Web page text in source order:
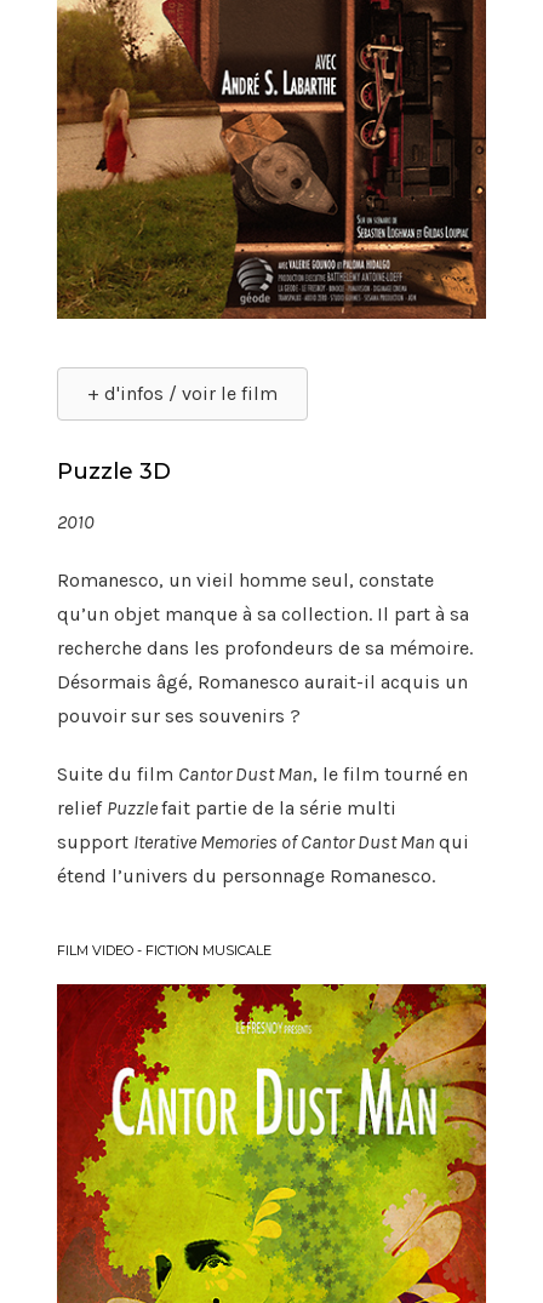
+ d'infos / voir le film
Puzzle 3D
2010
Romanesco, un vieil homme seul, constate
qu’un objet manque à sa collection. Il part à sa
recherche dans les profondeurs de sa mémoire.
Désormais âgé, Romanesco aurait-il acquis un
pouvoir sur ses souvenirs ?
Suite du film Cantor Dust Man, le film tourné en
relief Puzzlefait partie de la série multi
support Iterative Memories of Cantor Dust Man qui
étend l’univers du personnage Romanesco.
FILM VIDEO - FICTION MUSICALE